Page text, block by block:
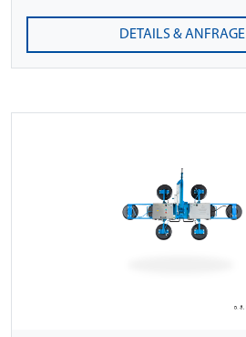
DETAILS & ANFRAGE